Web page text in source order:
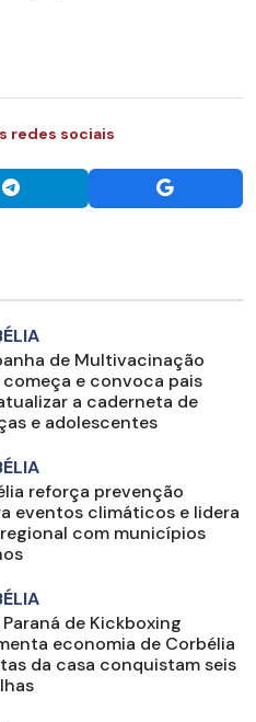
redes sociais
de Multivacinação
e convoca pais
a caderneta de
e adolescentes
reforça prevenção
eventos climáticos e lidera
com municípios
de Kickboxing
economia de Corbélia
da casa conquistam seis